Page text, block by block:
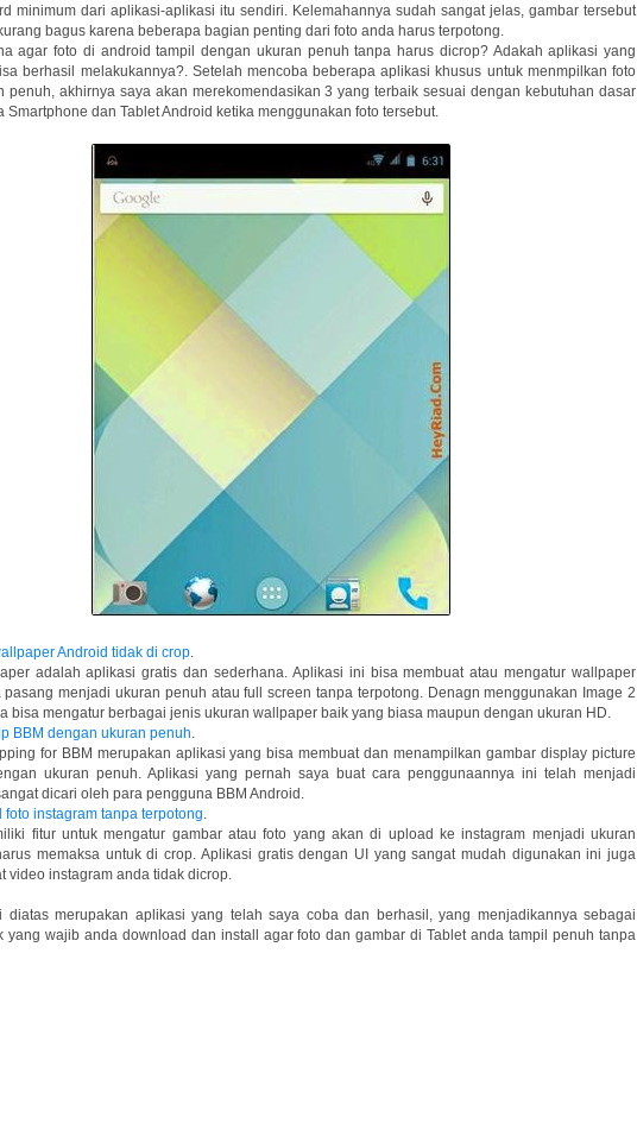
minimum dari aplikasi-aplikasi itu sendiri. Kelemahannya sudah sangat jelas, gambar tersebut
bagus karena beberapa bagian penting dari foto anda harus terpotong.
agar foto di android tampil dengan ukuran penuh tanpa harus dicrop? Adakah aplikasi yang
berhasil melakukannya?. Setelah mencoba beberapa aplikasi khusus untuk menmpilkan foto
penuh, akhirnya saya akan merekomendasikan 3 yang terbaik sesuai dengan kebutuhan dasar
Smartphone dan Tablet Android ketika menggunakan foto tersebut.
Android tidak di crop.
adalah aplikasi gratis dan sederhana. Aplikasi ini bisa membuat atau mengatur wallpaper
menjadi ukuran penuh atau full screen tanpa terpotong. Denagn menggunakan Image 2
bisa mengatur berbagai jenis ukuran wallpaper baik yang biasa maupun dengan ukuran HD.
BBM dengan ukuran penuh.
for BBM merupakan aplikasi yang bisa membuat dan menampilkan gambar display picture
ukuran penuh. Aplikasi yang pernah saya buat cara penggunaannya ini telah menjadi
dicari oleh para pengguna BBM Android.
foto instagram tanpa terpotong.
fitur untuk mengatur gambar atau foto yang akan di upload ke instagram menjadi ukuran
memaksa untuk di crop. Aplikasi gratis dengan UI yang sangat mudah digunakan ini juga
video instagram anda tidak dicrop.
diatas merupakan aplikasi yang telah saya coba dan berhasil, yang menjadikannya sebagai
yang wajib anda download dan install agar foto dan gambar di Tablet anda tampil penuh tanpa